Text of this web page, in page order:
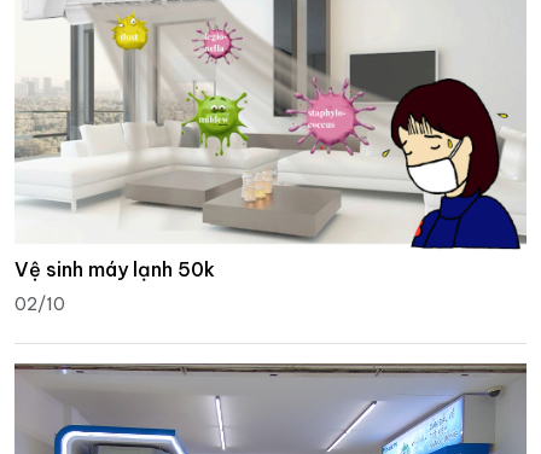
Vệ sinh máy lạnh 50k
02/10